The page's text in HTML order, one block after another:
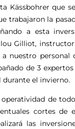
Kässbohrer que
trabajaron la
a esta
Gilliot,
a nuestro personal
de 3
durante el invierno.
de
cortes de
las